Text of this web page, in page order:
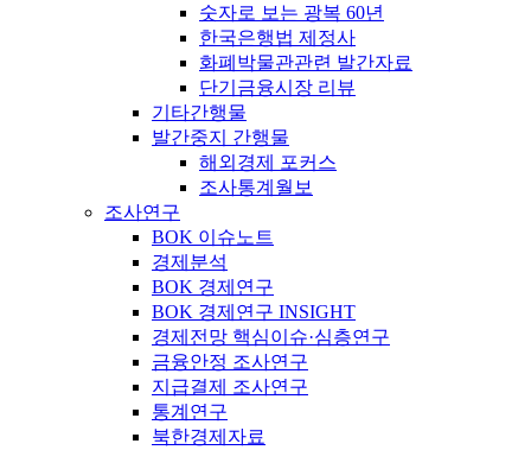
숫자로 보는 광복 60년
한국은행법 제정사
화폐박물관관련 발간자료
단기금융시장 리뷰
기타간행물
발간중지 간행물
해외경제 포커스
조사통계월보
조사연구
BOK 이슈노트
경제분석
BOK 경제연구
BOK 경제연구 INSIGHT
경제전망 핵심이슈·심층연구
금융안정 조사연구
지급결제 조사연구
통계연구
북한경제자료